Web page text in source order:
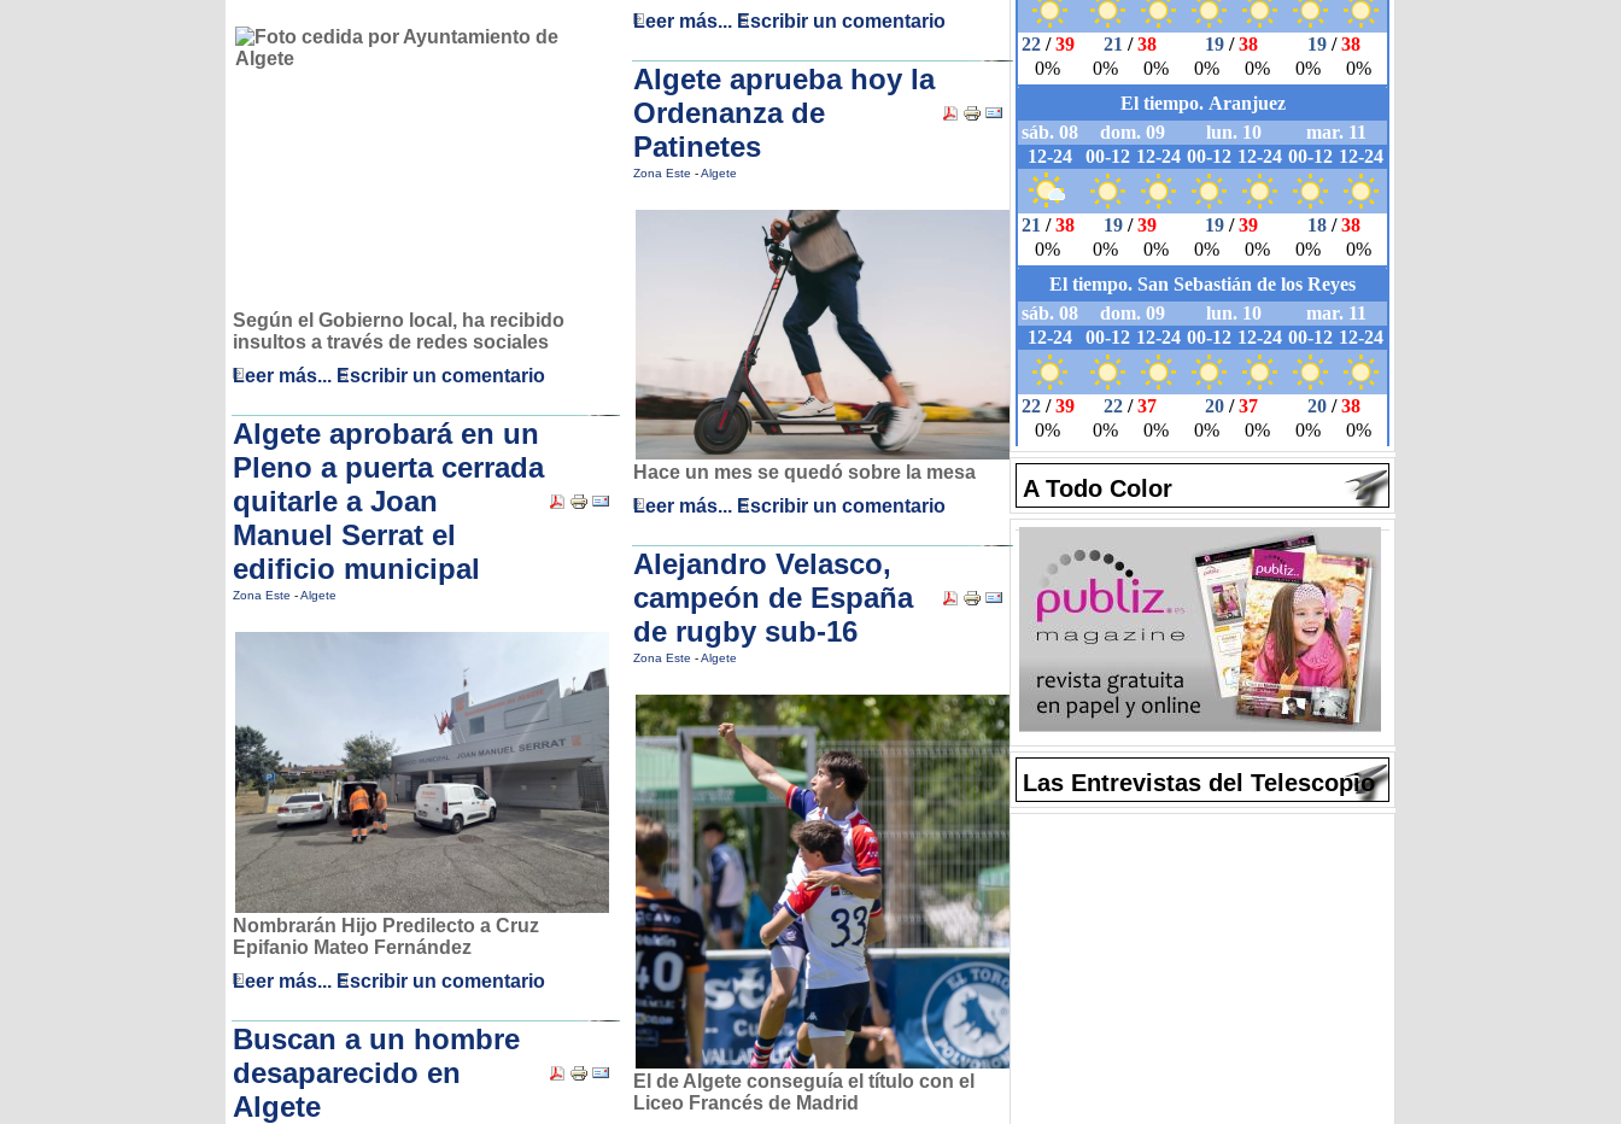
Según el Gobierno local, ha recibido
insultos a través de redes sociales
Leer más... Escribir un comentario
Algete aprobará en un
Pleno a puerta cerrada
quitarle a Joan
Manuel Serrat el
edificio municipal
Zona Este -Algete
Nombrarán Hijo Predilecto a Cruz
Epifanio Mateo Fernández
Leer más... Escribir un comentario
Buscan a un hombre
desaparecido en
Algete
Leer más... Escribir un comentario
Algete aprueba hoy la
Ordenanza de
Patinetes
Zona Este -Algete
Hace un mes se quedó sobre la mesa
Leer más... Escribir un comentario
Alejandro Velasco,
campeón de España
de rugby sub-16
Zona Este -Algete
El de Algete conseguía el título con el
Liceo Francés de Madrid
A Todo Color
Las Entrevistas del Telescopio